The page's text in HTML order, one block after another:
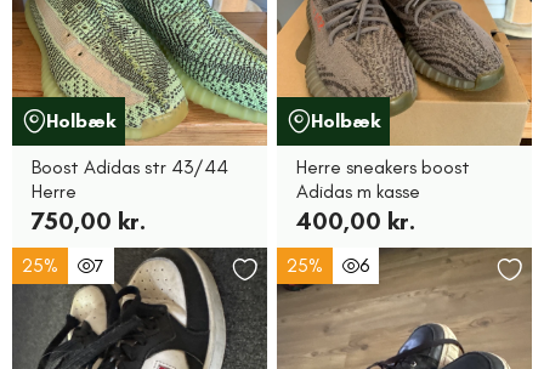
Holbæk
Boost Adidas str 43/44
Herre
750,00 kr.
Holbæk
Herre sneakers boost
Adidas m kasse
400,00 kr.
25% 7 25% 6